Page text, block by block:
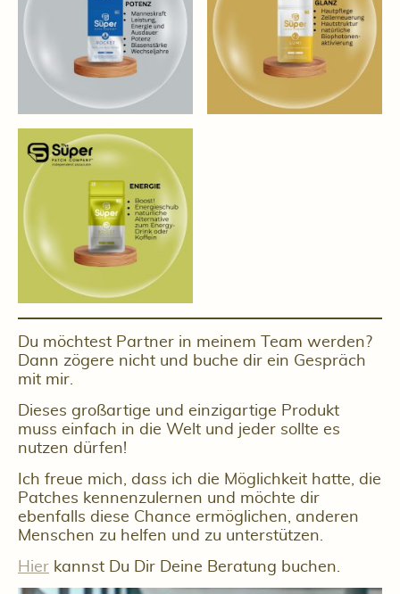
Du möchtest Partner in meinem Team werden?
Dann zögere nicht und buche dir ein Gespräch
mit mir.
Dieses großartige und einzigartige Produkt
muss einfach in die Welt und jeder sollte es
nutzen dürfen!
Ich freue mich, dass ich die Möglichkeit hatte, die
Patches kennenzulernen und möchte dir
ebenfalls diese Chance ermöglichen, anderen
Menschen zu helfen und zu unterstützen.
Hier kannst Du Dir Deine Beratung buchen.